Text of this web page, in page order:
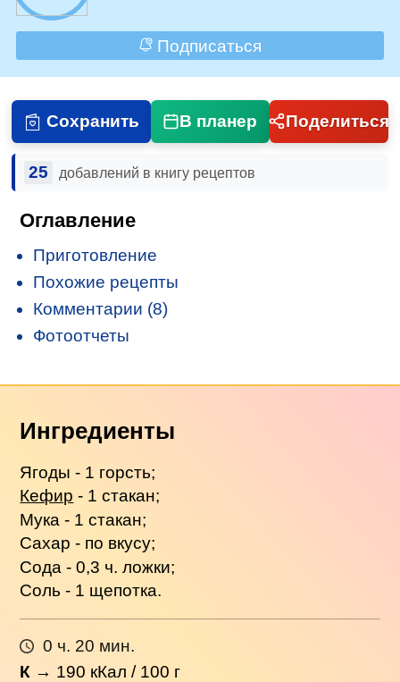
Подписаться
Сохранить В планер Поделиться
25 добавлений в книгу рецептов
Оглавление
Приготовление
Похожие рецепты
Комментарии (8)
Фотоотчеты
Ингредиенты
Ягоды - 1 горсть;
Кефир - 1 стакан;
Мука - 1 стакан;
Сахар - по вкусу;
Сода - 0,3 ч. ложки;
Соль - 1 щепотка.
0 ч. 20 мин.
К → 190 кКал / 100 г